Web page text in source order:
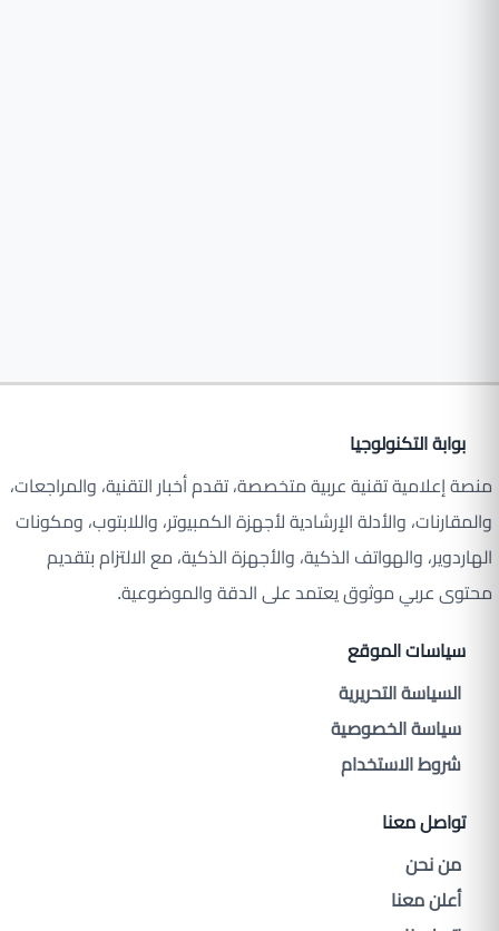
بوابة التكنولوجيا
منصة إعلامية تقنية عربية متخصصة، تقدم أخبار التقنية، والمراجعات،
والمقارنات، والأدلة الإرشادية لأجهزة الكمبيوتر، واللابتوب، ومكونات
الهاردوير، والهواتف الذكية، والأجهزة الذكية، مع الالتزام بتقديم
محتوى عربي موثوق يعتمد على الدقة والموضوعية.
سياسات الموقع
السياسة التحريرية
سياسة الخصوصية
شروط الاستخدام
تواصل معنا
من نحن
أعلن معنا